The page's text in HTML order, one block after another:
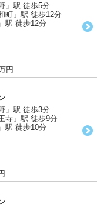
」駅 徒歩5分
町」駅 徒歩12分
駅 徒歩12分
円
」駅 徒歩3分
寺」駅 徒歩9分
駅 徒歩10分